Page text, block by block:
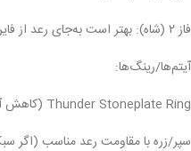
فاز ۲ (شاه): بهتر است به‌جای رعد از فایر، دارک یا فیزیکال استفاده کنی.
آیتم‌ها/رینگ‌ها:
Thunder Stoneplate Ring (کاهش آسیب رعد)،